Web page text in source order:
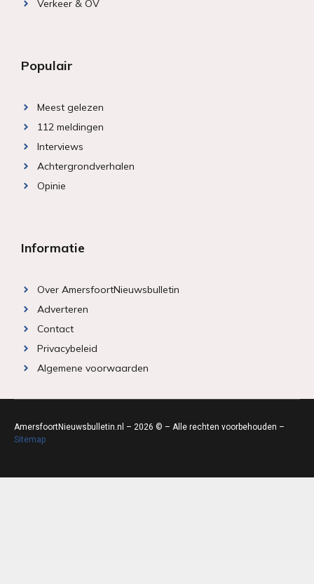
Verkeer & OV
Populair
Meest gelezen
112 meldingen
Interviews
Achtergrondverhalen
Opinie
Informatie
Over AmersfoortNieuwsbulletin
Adverteren
Contact
Privacybeleid
Algemene voorwaarden
AmersfoortNieuwsbulletin.nl – 2026 © – Alle rechten voorbehouden –
Sitemap